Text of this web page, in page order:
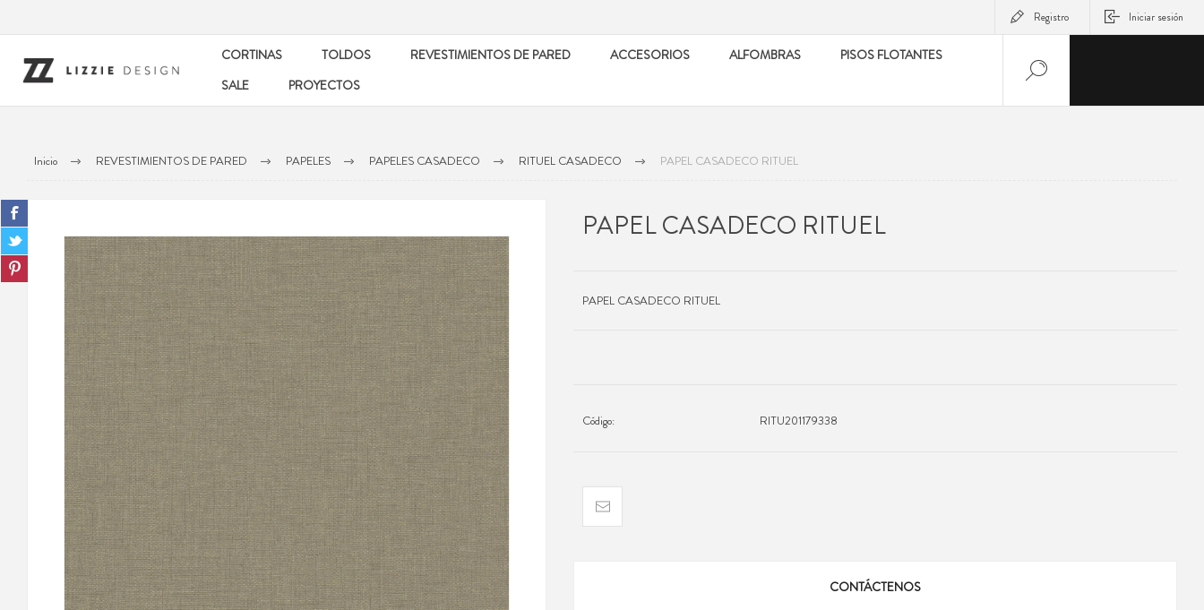
Registro Iniciar sesión
CORTINAS TOLDOS REVESTIMIENTOS DE PARED ACCESORIOS ALFOMBRAS
PISOS FLOTANTES
SALE
PROYECTOS
Inicio REVESTIMIENTOS DE PARED PAPELES PAPELES CASADECO RITUEL CASADECO PAPEL CASADECO RITUEL
PAPEL CASADECO RITUEL
PAPEL CASADECO RITUEL
Código: RITU201179338
CONTÁCTENOS